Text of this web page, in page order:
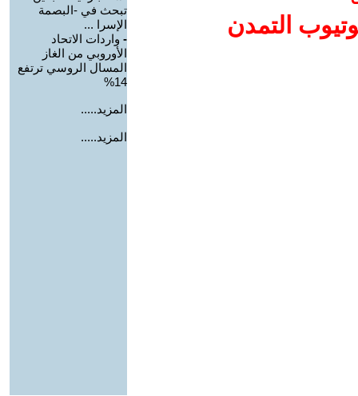
التمدن
تبحث في -البصمة
الإسرا ...
- واردات الاتحاد
الأوروبي من الغاز
المسال الروسي ترتفع
14%
المزيد.....
المزيد.....